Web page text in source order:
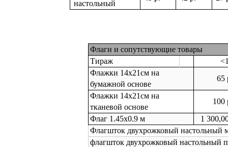
настольный
Флаги и сопутствующие товары
Тираж
Флажки 14х21см на
бумажной основе
65
Флажки 14х21см на
тканевой основе
100
Флаг 1.45х0.9 м
1
Флагшток двухрожковый настольный
флагшток двухрожковый настольный